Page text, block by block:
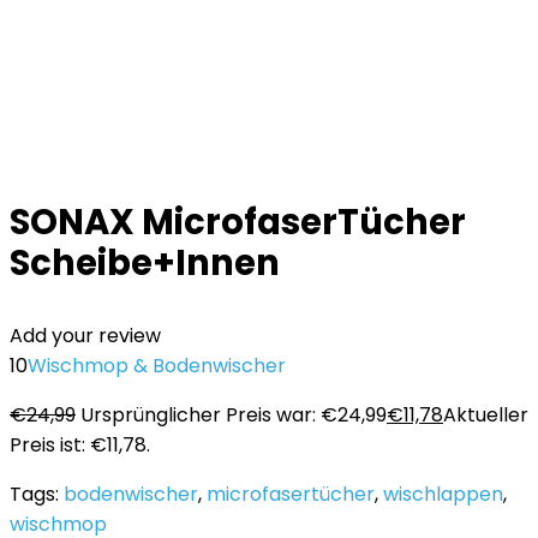
SONAX MicrofaserTücher
Scheibe+Innen
Add your review
10Wischmop & Bodenwischer
€24,99 Ursprünglicher Preis war: €24,99€11,78Aktueller
Preis ist: €11,78.
Tags: bodenwischer, microfasertücher,wischlappen,
wischmop